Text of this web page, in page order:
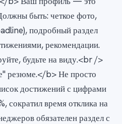
быть: четкое фото,
подробный раздел
рекомендации.
будьте на виду.<br />
резюме.</b> Не просто
достижений с цифрами
сократил время отклика на
обязателен раздел с